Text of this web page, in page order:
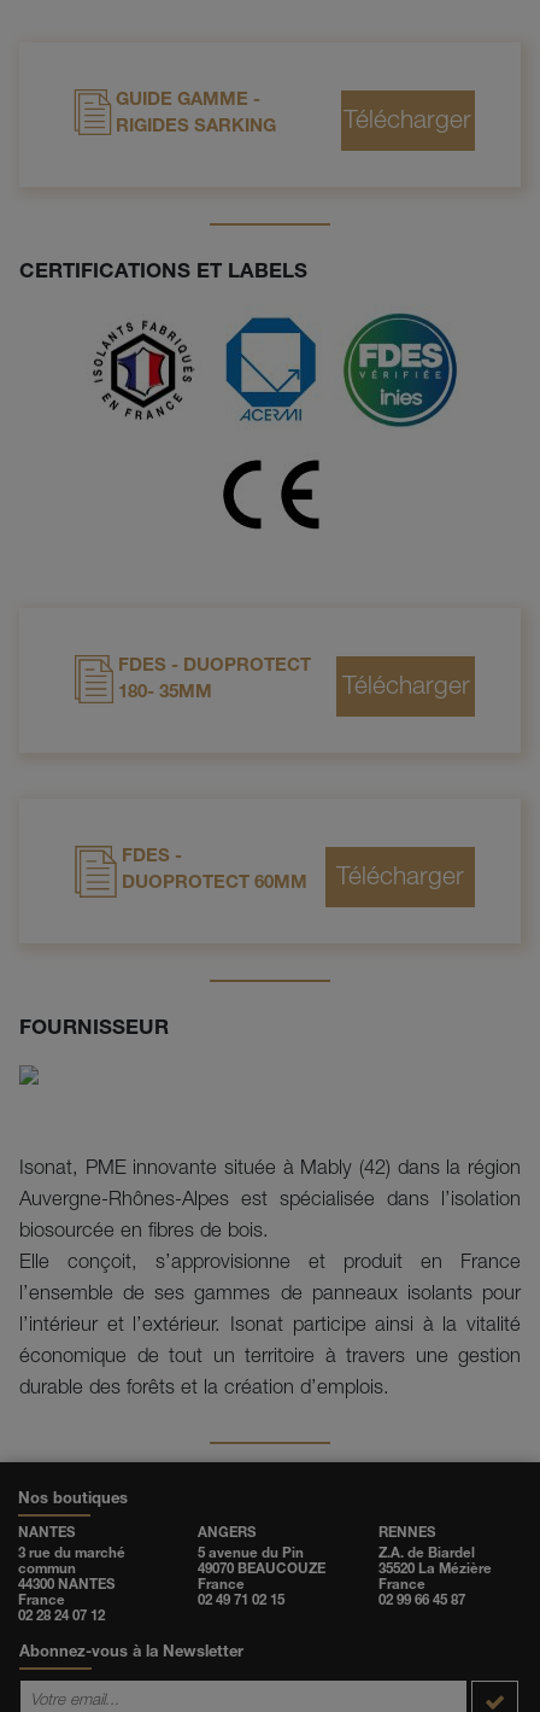
GUIDE GAMME -
RIGIDES SARKING
CERTIFICATIONS ET LABELS
FDES - DUOPROTECT
180- 35MM
FDES -
DUOPROTECT 60MM
FOURNISSEUR
Isonat, PME innovante située à Mably (42) dans la région
Auvergne-Rhônes-Alpes est spécialisée dans l’isolation
biosourcée en fibres de bois.
Elle conçoit, s’approvisionne et produit en France
l’ensemble de ses gammes de panneaux isolants pour
l’intérieur et l’extérieur. Isonat participe ainsi à la vitalité
économique de tout un territoire à travers une gestion
durable des forêts et la création d’emplois.
Nos boutiques
NANTES
3 rue du marché
commun
44300 NANTES
France
02 28 24 07 12
ANGERS
5 avenue du Pin
49070 BEAUCOUZE
France
02 49 71 02 15
RENNES
Z.A. de Biardel
35520 La Mézière
France
02 99 66 45 87
Abonnez-vous à la Newsletter